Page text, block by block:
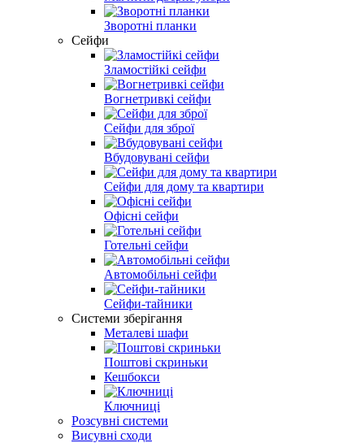
Зворотні планки
Сейфи
Зламостійкі сейфи
Вогнетривкі сейфи
Сейфи для зброї
Вбудовувані сейфи
Сейфи для дому та квартири
Офісні сейфи
Готельні сейфи
Автомобільні сейфи
Сейфи-тайники
Системи зберігання
Металеві шафи
Поштові скриньки
Кешбокси
Ключниці
Розсувні системи
Висувні сходи